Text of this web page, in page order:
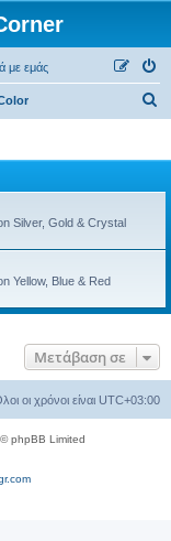
με εμάς
η
Silver, Gold & Crystal
Yellow, Blue & Red
Μετάβαση σε
οι χρόνοι είναι UTC+03:00
phpBB Limited